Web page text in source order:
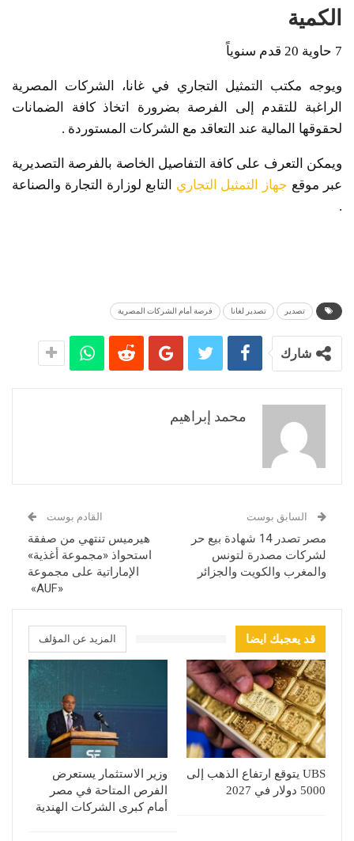
الكمية
7 حاوية 20 قدم سنوياً
ويوجه مكتب التمثيل التجاري في غانا، الشركات المصرية
الراغبة للتقدم إلى الفرصة بضرورة اتخاذ كافة الضمانات
لحقوقها المالية عند التعاقد مع الشركات المستوردة .
ويمكن التعرف على كافة التفاصيل الخاصة بالفرصة التصديرية
عبر موقع جهاز التمثيل التجاري التابع لوزارة التجارة والصناعة
.
تصدير تصدير لغانا فرصة أمام الشركات المصرية
شارك
محمد إبراهيم
السابق بوست
مصر تصدر 14 شهادة بيع حر
لشركات مصدرة لتونس
والمغرب والكويت والجزائر
القادم بوست
هيرميس تنتهي من صفقة
استحواذ «مجموعة أغذية»
الإماراتية على مجموعة
«AUF»
قد يعجبك ايضا المزيد عن المؤلف
UBS يتوقع ارتفاع الذهب إلى
5000 دولار في 2027
وزير الاستثمار يستعرض
الفرص المتاحة في مصر
أمام كبرى الشركات الهندية